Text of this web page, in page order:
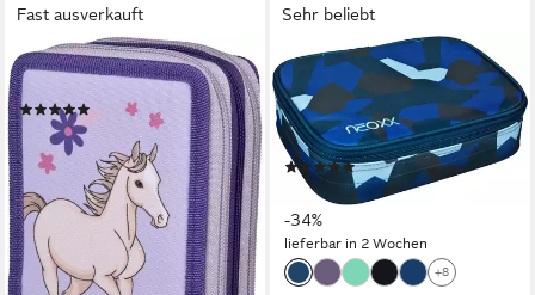
Fast ausverkauft
SCOOLI
Federmäppchen Tripledecker
(15)
18,59 € UVP 26,95 €
-31%
lieferbar - in 1-2 Werktagen bei dir
+7
Sehr beliebt
NEOXX
Schreibgeräteetui
Schlamperbox, Dunk, teilweise
aus recyceltem Material
(55)
ab 16,55 € UVP24,95 €
-34%
lieferbar in 2 Wochen
+8